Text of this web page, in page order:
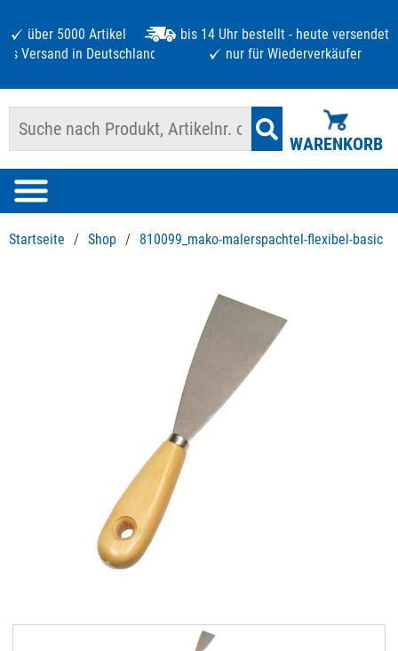
über 5000 Artikel
bis 14 Uhr bestellt - heute versendet
Versand in Deutschland ab 125 €
nur für Wiederverkäufer
WARENKORB
Startseite / Shop / 810099_mako-malerspachtel-flexibel-basic